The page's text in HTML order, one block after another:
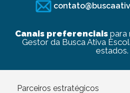
Canais preferenciaispara
Gestor da Busca Ativa
estados.
Parceiros estratégicos